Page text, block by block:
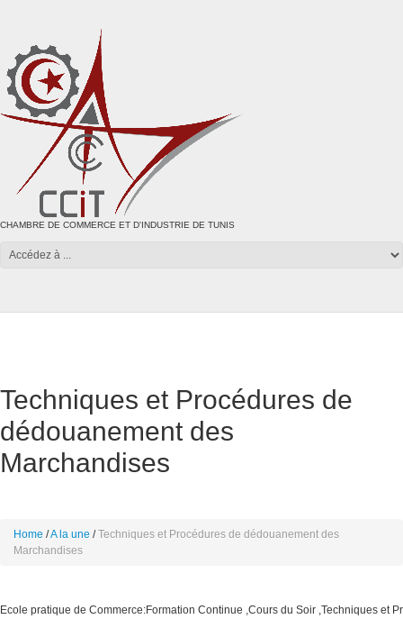
CHAMBRE DE COMMERCE ET D'INDUSTRIE DE TUNIS
Techniques et Procédures de
dédouanement des
Marchandises
Home A la une
Techniques et Procédures de dédouanement des
Marchandises
Ecole pratique de Commerce:Formation Continue ,Cours du Soir ,Techniques et